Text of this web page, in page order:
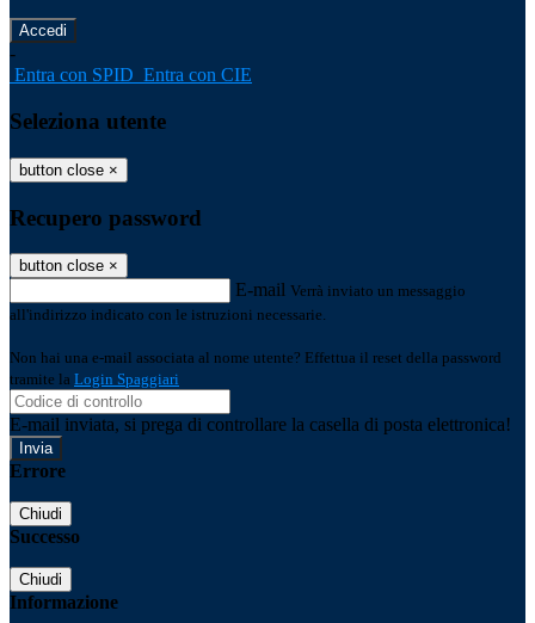
-
Entra con SPID Entra con CIE
Seleziona utente
button close ×
Recupero password
button close ×
E-mail Verrà inviato un messaggio
all'indirizzo indicato con le istruzioni necessarie.
Non hai una e-mail associata al nome utente? Effettua il reset della password
tramite la Login Spaggiari
E-mail inviata, si prega di controllare la casella di posta elettronica!
Errore
Chiudi
Successo
Chiudi
Informazione